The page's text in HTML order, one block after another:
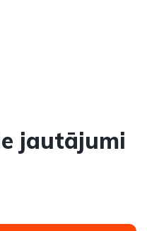
jautājumi